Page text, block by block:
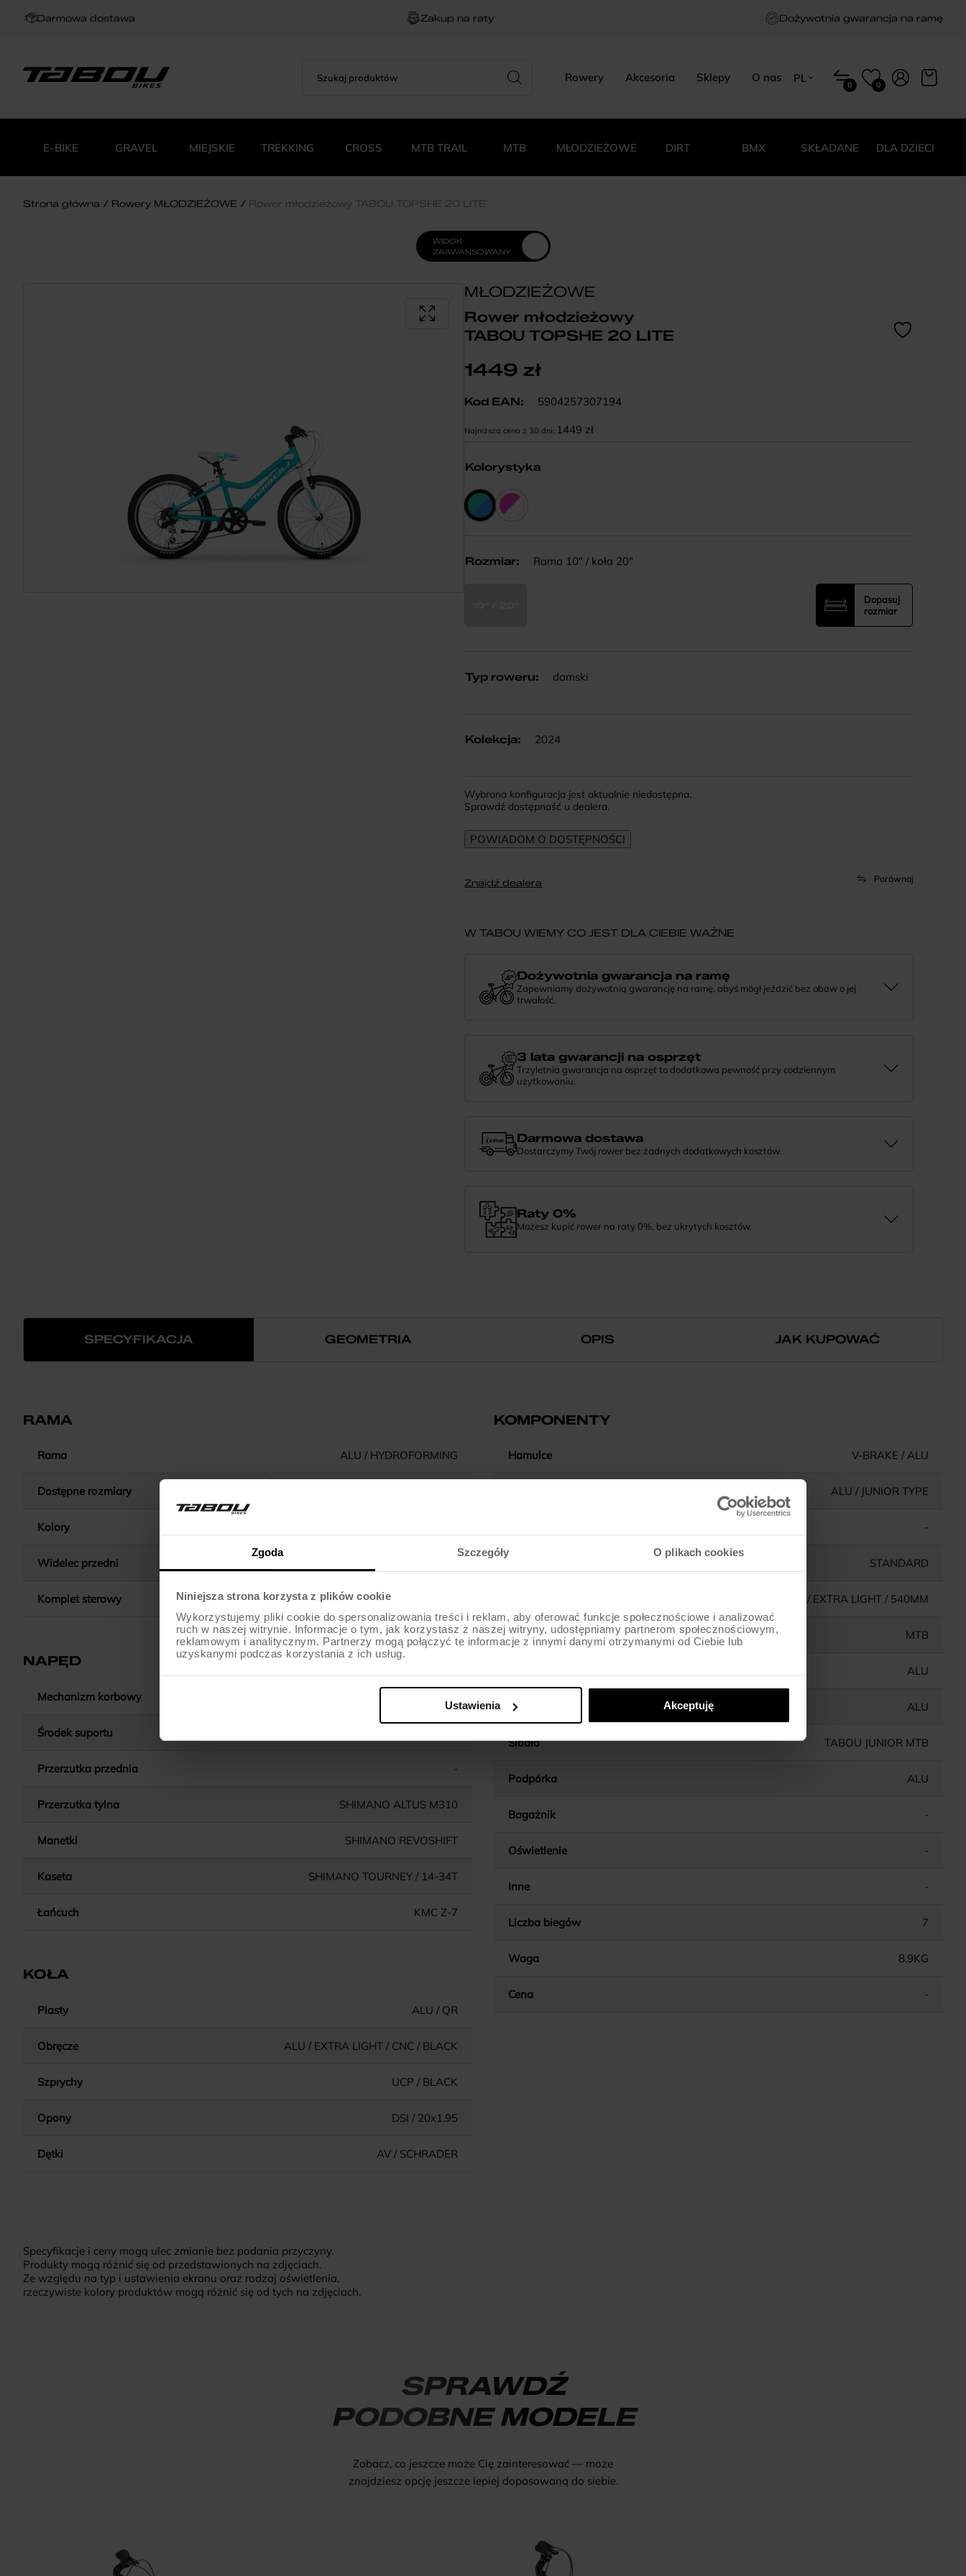
Zgoda Szczegóły O plikach cookies
Niniejsza strona korzysta z plików cookie
Wykorzystujemy pliki cookie do spersonalizowania treści i reklam, aby oferować funkcje społecznościowe i analizować
ruch w naszej witrynie. Informacje o tym, jak korzystasz z naszej witryny, udostępniamy partnerom społecznościowym,
reklamowym i analitycznym. Partnerzy mogą połączyć te informacje z innymi danymi otrzymanymi od Ciebie lub
uzyskanymi podczas korzystania z ich usług.
Ustawienia Akceptuję
Darmowa dostawa Zakup na raty Dożywotnia gwarancja na ramę
produktów
Rowery Akcesoria Sklepy O nas
PL
0 0
E-BIKE GRAVEL MIEJSKIE TREKKING CROSS MTB TRAIL MTB MŁODZIEŻOWE DIRT BMX SKŁADANE DLA DZIECI
Strona główna Rowery MŁODZIEŻOWE Rower młodzieżowy TABOU TOPSHE 20 LITE
WIDOK
ZAAWANSOWANY
MŁODZIEŻOWE
Rower młodzieżowy
TABOU TOPSHE 20 LITE
1449 zł
Kod EAN: 5904257307194
Najniższa cena z 30 dni: 1449 zł
Kolorystyka
Rozmiar: Rama 10" / koła 20"
Dopasuj
rozmiar
Typ roweru: damski
Kolekcja: 2024
Wybrana konfiguracja jest aktualnie niedostępna.
Sprawdź dostępność u dealera.
Porównaj
Znajdź dealera
W TABOU WIEMY CO JEST DLA CIEBIE WAŻNE
Dożywotnia gwarancja na ramę
Zapewniamy dożywotnią gwarancję na ramę, abyś mógł jeździć bez obaw o jej
trwałość.
3 lata gwarancji na osprzęt
Trzyletnia gwarancja na osprzęt to dodatkowa pewność przy codziennym
użytkowaniu.
Darmowa dostawa
Dostarczymy Twój rower bez żadnych dodatkowych kosztów.
Raty 0%
Możesz kupić rower na raty 0%, bez ukrytych kosztów.
SPECYFIKACJA GEOMETRIA OPIS JAK KUPOWAĆ
RAMA
Rama ALU / HYDROFORMING
Dostępne rozmiary
Kolory
Widelec przedni
Komplet sterowy SEMI INTEGRATED
NAPĘD
Mechanizm korbowy
Środek suportu
Przerzutka przednia -
Przerzutka tylna SHIMANO ALTUS M310
Manetki SHIMANO REVOSHIFT
Kaseta SHIMANO TOURNEY / 14-34T
Łańcuch KMC Z-7
KOŁA
Piasty ALU / QR
Obręcze ALU / EXTRA LIGHT / CNC / BLACK
Szprychy UCP / BLACK
Opony DSI / 20x1.95
Dętki AV / SCHRADER
KOMPONENTY
Hamulce V-BRAKE / ALU
ALU / JUNIOR TYPE
-
STANDARD
ALU / EXTRA LIGHT / 540MM
Chwyty kierownicy MTB
ALU
Wspornik siodła ALU
Siodło TABOU JUNIOR MTB
Podpórka ALU
Bagażnik -
Oświetlenie -
Inne -
Liczba biegów 7
Waga 8.9KG
Cena -
Specyfikacje i ceny mogą ulec zmianie bez podania przyczyny.
Produkty mogą różnić się od przedstawionych na zdjęciach.
Ze względu na typ i ustawienia ekranu oraz rodzaj oświetlenia,
rzeczywiste kolory produktów mogą różnić się od tych na zdjęciach.
SPRAWDŹ
PODOBNE MODELE
Zobacz, co jeszcze może Cię zainteresować — może
znajdziesz opcję jeszcze lepiej dopasowaną do siebie.